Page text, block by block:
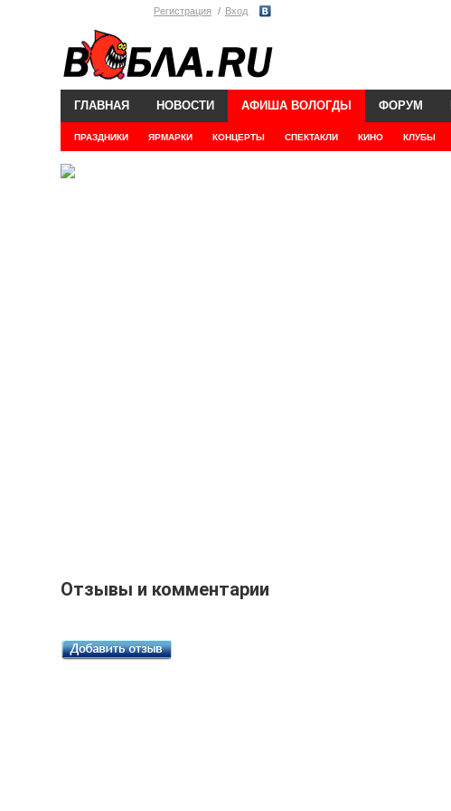
Регистрация Вход
ГЛАВНАЯ НОВОСТИ АФИША ВОЛОГДЫ
ПРАЗДНИКИ ЯРМАРКИ КОНЦЕРТЫ СПЕКТАКЛИ КИНО КЛУБЫ
ФОРУМ
Отзывы и комментарии